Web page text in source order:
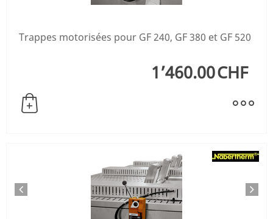
Trappes motorisées pour GF 240, GF 380 et GF 520
1’460.00CHF